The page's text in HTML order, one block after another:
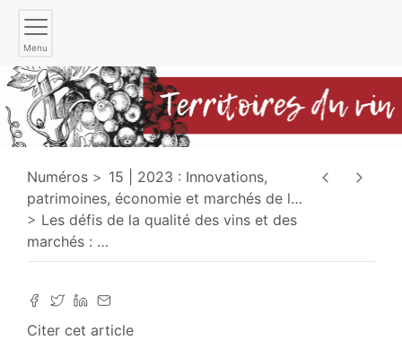
Menu
Numéros
15 | 2023 : Innovations,
patrimoines, économie et marchés de l…
Les défis de la qualité des vins et des
marchés : …
Citer cet article